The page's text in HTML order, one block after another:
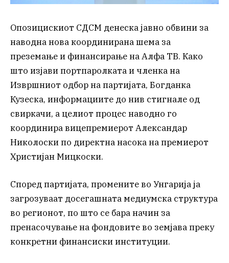
Опозицискиот СДСМ денеска јавно обвини за
наводна нова координирана шема за
преземање и финансирање на Алфа ТВ. Како
што изјави портпаролката и членка на
Извршниот одбор на партијата, Богданка
Кузеска, информациите до нив стигнале од
свиркачи, а целиот процес наводно го
координира вицепремиерот Александар
Николоски по директна насока на премиерот
Христијан Мицкоски.
Според партијата, промените во Унгарија ја
загрозуваат досегашната медиумска структура
во регионот, по што се бара начин за
пренасочување на фондовите во земјава преку
конкретни финансиски институции.